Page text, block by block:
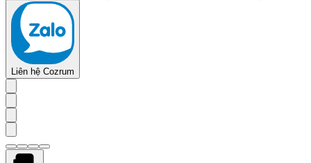
Liên hệ Cozrum